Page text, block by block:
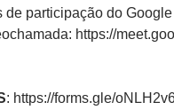
de participação do
https://
: https://forms.gle/